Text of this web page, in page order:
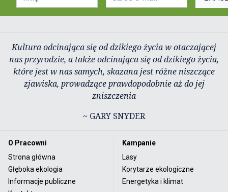
Kultura odcinająca się od dzikiego życia w otaczającej
nas przyrodzie, a także odcinająca się od dzikiego życia,
które jest w nas samych, skazana jest różne niszczące
zjawiska, prowadzące prawdopodobnie aż do jej
zniszczenia
~ GARY SNYDER
O Pracowni
Strona główna
Głęboka ekologia
Informacje publiczne
Kampanie
Lasy
Korytarze ekologiczne
Energetyka i klimat